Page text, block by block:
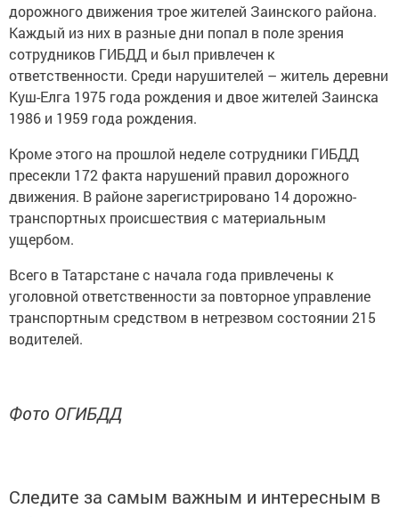
дорожного движения трое жителей Заинского района.
Каждый из них в разные дни попал в поле зрения
сотрудников ГИБДД и был привлечен к
ответственности. Среди нарушителей – житель деревни
Куш-Елга 1975 года рождения и двое жителей Заинска
1986 и 1959 года рождения.
Кроме этого на прошлой неделе сотрудники ГИБДД
пресекли 172 факта нарушений правил дорожного
движения. В районе зарегистрировано 14 дорожно-
транспортных происшествия с материальным
ущербом.
Всего в Татарстане с начала года привлечены к
уголовной ответственности за повторное управление
транспортным средством в нетрезвом состоянии 215
водителей.
Фото ОГИБДД
Следите за самым важным и интересным в